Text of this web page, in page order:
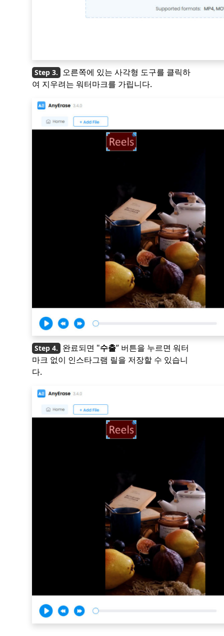
오른쪽에 있는 사각형 도구를 클릭하
여 지우려는 워터마크를 가립니다.
완료되면 "수출” 버튼을 누르면 워터
마크 없이 인스타그램 릴을 저장할 수 있습니
다.